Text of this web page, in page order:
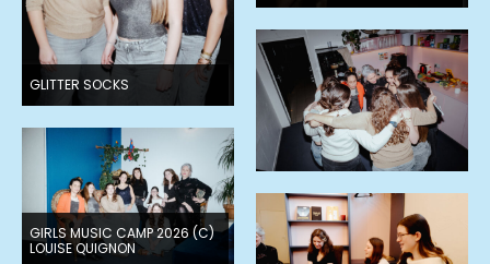
GLITTER SOCKS
GIRLS MUSIC CAMP 2026 (C)
LOUISE QUIGNON